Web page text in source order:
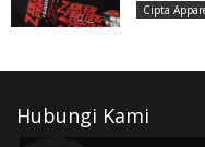
Cipta
Hubungi Kami